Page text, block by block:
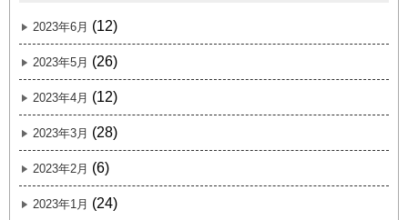
2023年6月 (12)
2023年5月 (26)
2023年4月 (12)
2023年3月 (28)
2023年2月 (6)
2023年1月 (24)